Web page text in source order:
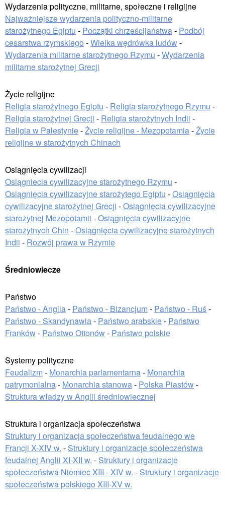
Wydarzenia polityczne, militarne, społeczne i religijne
Najważniejsze wydarzenia polityczno-militarne
starożytnego Egiptu - Początki chrześcijaństwa- Podbój
cesarstwa rzymskiego -Wielka wędrówka ludów-
Wydarzenia militarne starożytnego Rzymu -Wydarzenia
militarne starożytnej Grecji
Życie religijne
Religia starożytnego Egiptu - Religia starożytnego Rzymu -
Religia starożytnej Grecji - Religia starożytnych Indii -
Religia w Palestynie-Życie religijne - Mezopotamia-Życie
religijne w starożytnych Chinach
Osiągnięcia cywilizacji
Osiągniecia cywilizacyjne starożytnego Rzymu -
Osiągnięcia cywilizacyjne starożytego Egiptu -Osiągnięcia
cywilizacyjne starożytnej Grecji -Osiągnięcia cywilizacyjne
starożytnej Mezopotamii -Osiągnięcia cywilizacyjne
starożytnych Chin -Osiągnięcia cywilizacyjne starożytnych
Indii - Rozwój prawa w Rzymie
Średniowiecze
Państwo
Państwo - Anglia- Państwo - Bizancjum- Państwo - Ruś-
Państwo - Skandynawia- Państwo arabskie- Państwo
Franków- Państwo Ottonów- Państwo polskie
Systemy polityczne
Feudalizm- Monarchia parlamentarna- Monarchia
patrymonialna- Monarchia stanowa- Polska Piastów-
Struktura władzy w Anglii średniowiecznej
Struktura i organizacja społeczeństwa
Struktury i organizacja społeczeństwa feudalnego we
Francji X-XIV w. - Struktury i organizacje społeczeństwa
feudalnej Anglii XI-XII w. - Struktury i organizacje
społeczeństwa Niemiec XIII - XIV w. - Struktury i organizacje
społeczeństwa polskiego XIII-XV w.